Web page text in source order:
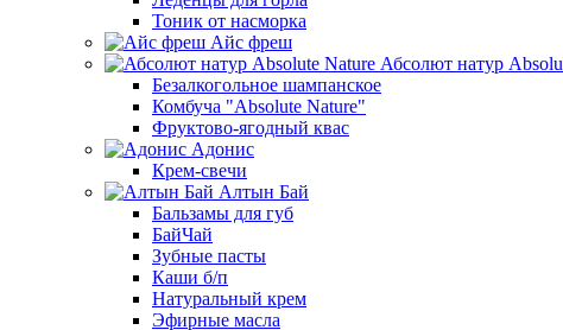
Тоник от насморка
Айс фреш
Абсолют натур
Безалкогольное шампанское
Комбуча "Absolute Nature"
Фруктово-ягодный квас
Адонис
Крем-свечи
Алтын Бай
Бальзамы для губ
БайЧай
Зубные пасты
Каши б/п
Натуральный крем
Эфирные масла